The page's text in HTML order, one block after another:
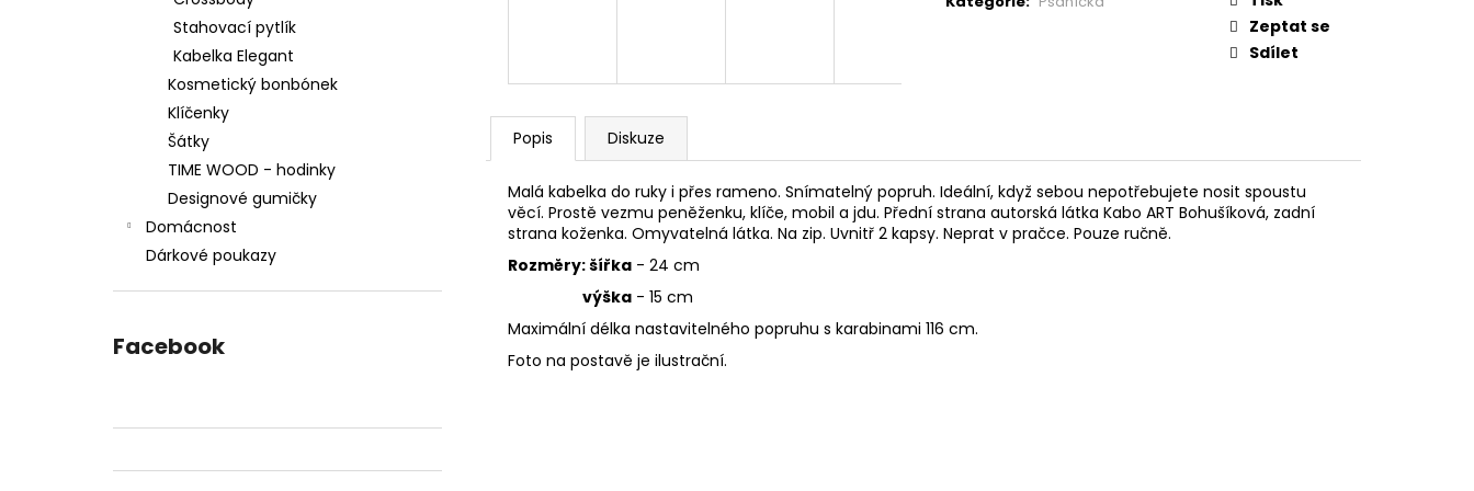
Stahovací pytlík
Kabelka Elegant
Kosmetický bonbónek
Klíčenky
Šátky
TIME WOOD - hodinky
Designové gumičky
Domácnost
Dárkové poukazy
Facebook
Zeptat se
Sdílet
Popis Diskuze
Malá kabelka do ruky i přes rameno. Snímatelný popruh. Ideální, když sebou nepotřebujete nosit spoustu
věcí. Prostě vezmu peněženku, klíče, mobil a jdu. Přední strana autorská látka Kabo ART Bohušíková, zadní
strana koženka. Omyvatelná látka. Na zip. Uvnitř 2 kapsy. Neprat v pračce. Pouze ručně.
Rozměry: šířka - 24 cm
výška - 15 cm
Maximální délka nastavitelného popruhu s karabinami 116 cm.
Foto na postavě je ilustrační.
2 799 Kč